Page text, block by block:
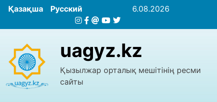
Қазақша Русский 6.08.2026
uagyz.kz
Қызылжар орталық мешітінің ресми
сайты